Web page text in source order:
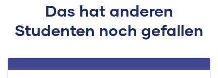
Das hat anderen
Studenten noch gefallen